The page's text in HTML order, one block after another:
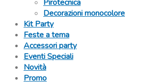
Pirotecnica
Decorazioni monocolore
Kit Party
Feste a tema
Accessori party
Eventi Speciali
Novità
Promo